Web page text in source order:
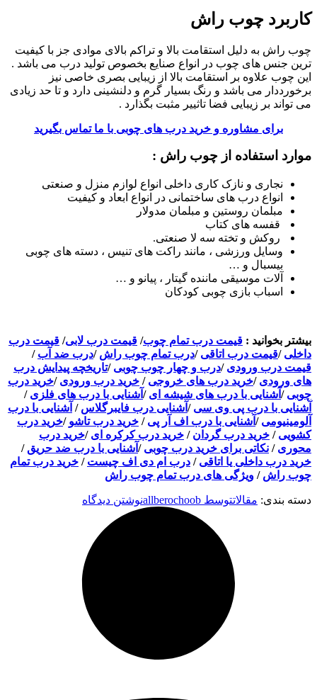
کاربرد چوب راش
چوب راش به دلیل استقامت بالا و تراکم بالای موادی جز با کیفیت
ترین جنس های چوب در انواع صنایع بخصوص تولید درب می باشد .
این چوب علاوه بر استقامت بالا از زیبایی بصری خاصی نیز
برخورددار می باشد و رنگ بسیار گرم و دلنشینی دارد و تا حد زیادی
می تواند بر زیبایی فضا تاثییر مثبت بگذارد .
برای مشاوره و خرید درب های چوبی با ما تماس بگیرید
موارد استفاده از چوب راش :
نجاری و نازک کاری داخلی انواع لوازم منزل و صنعتی
انواع درب های ساختمانی در انواع ابعاد و کیفیت
مبلمان روستین و مبلمان مدولار
قفسه های کتاب
روکش و تخته سه لا صنعتی.
وسایل ورزشی ، مانند راکت های تنیس ، دسته های چوبی
بیسبال و …
آلات موسیقی ماننده گیتار ، پیانو و …
اسباب بازی چوبی کودکان
بیشتر بخوانید : قیمت درب تمام چوب/ قیمت درب لابی/ قیمت درب
داخلی /قیمت درب اتاقی /درب تمام چوب راش /درب ضد آب /
قیمت درب ورودی /درب و چهار چوب چوبی /تاریخچه پیدایش درب
های ورودی /خرید درب های خروجی / خرید درب ورودی /خرید درب
چوبی / آشنایی با درب های شیشه ای / آشنایی با درب های فلزی /
آشنایی با درب پی وی سی / آشنایی درب فایبرگلاس / آشنایی با درب
آلومینیومی / آشنایی با درب اف آر پی / خرید درب تاشو /خرید درب
کشویی / خرید درب گردان / خرید درب کرکره ای /خرید درب
محوری / نکاتی برای خرید درب چوبی / آشنایی با درب ضد حریق /
خرید درب داخلی یا اتاقی / درب ام دی اف چیست / خرید درب تمام
چوب راش / ویژگی های درب تمام چوب راش
دسته بندی: مقالاتتوسط allberochoobنوشتن دیدگاه